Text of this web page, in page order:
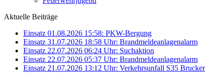
Aktuelle Beiträge
Einsatz 01.08.2026 15:58: PKW-Bergung
Einsatz 31.07.2026 18:58 Uhr: Brandmeldeanlagenalarm
Einsatz 22.07.2026 06:24 Uhr: Suchaktion
Einsatz 22.07.2026 05:37 Uhr: Brandmeldeanlagenalarm
Einsatz 21.07.2026 13:12 Uhr: Verkehrsunfall S35 Brucker